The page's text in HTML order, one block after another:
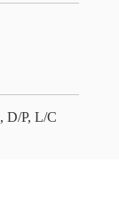
D/P, L/C